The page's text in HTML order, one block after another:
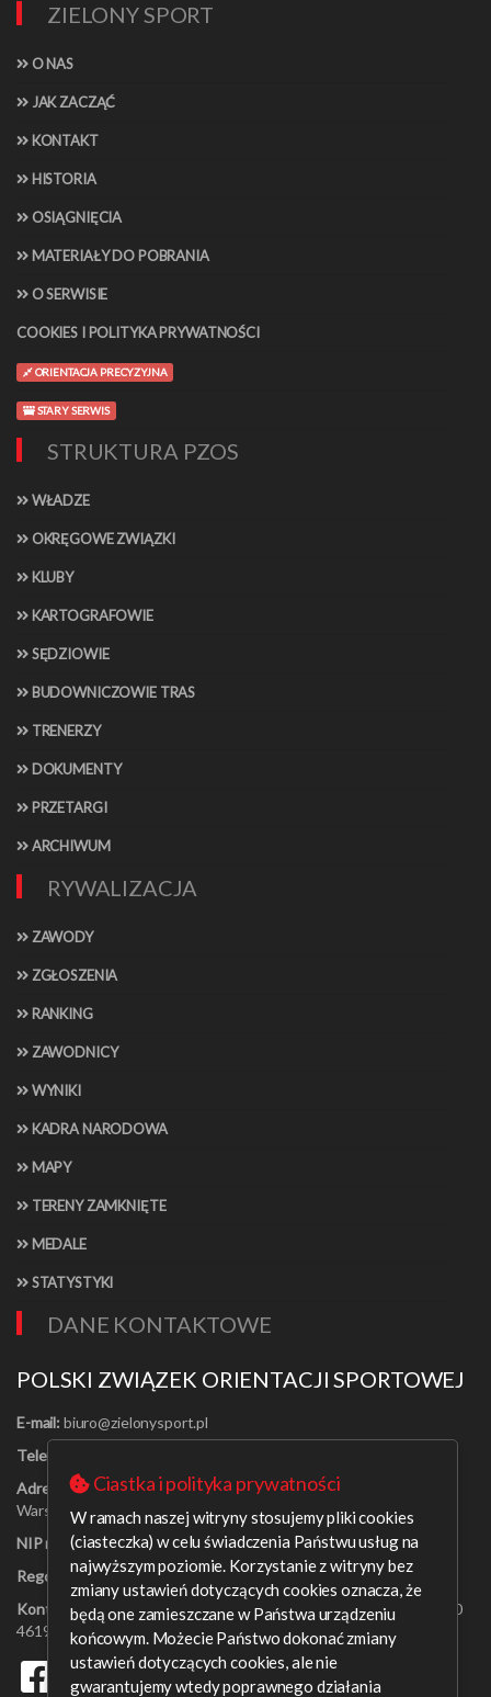
ZIELONY SPORT
O NAS
JAK ZACZĄĆ
KONTAKT
HISTORIA
OSIĄGNIĘCIA
MATERIAŁY DO POBRANIA
O SERWISIE
COOKIES I POLITYKA PRYWATNOŚCI
ORIENTACJA PRECYZYJNA
STARY SERWIS
STRUKTURA PZOS
WŁADZE
OKRĘGOWE ZWIĄZKI
KLUBY
KARTOGRAFOWIE
SĘDZIOWIE
BUDOWNICZOWIE TRAS
TRENERZY
DOKUMENTY
PRZETARGI
ARCHIWUM
RYWALIZACJA
ZAWODY
ZGŁOSZENIA
RANKING
ZAWODNICY
WYNIKI
KADRA NARODOWA
MAPY
TERENY ZAMKNIĘTE
MEDALE
STATYSTYKI
DANE KONTAKTOWE
POLSKI ZWIĄZEK ORIENTACJI SPORTOWEJ
E-mail:
Telefon:
Adres:
Al. Jerozolimskie 30/21
Warszawa 00-024
NIP nr:
526-16-67-131
Regon nr:001408329
Konto bankowe:PEKAO SA o/Warszawa 09 1240 6218 1111 0000
4619 0314
Ciastka i polityka prywatności
W ramach naszej witryny stosujemy pliki cookies
(ciasteczka) w celu świadczenia Państwu usług na
najwyższym poziomie. Korzystanie z witryny bez
zmiany ustawień dotyczących cookies oznacza, że
będą one zamieszczane w Państwa urządzeniu
końcowym. Możecie Państwo dokonać zmiany
ustawień dotyczących cookies, ale nie
gwarantujemy wtedy poprawnego działania